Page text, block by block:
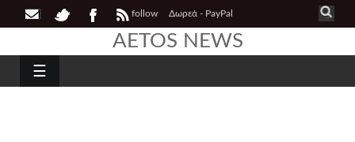
follow Δωρεά - PayPal
AETOS NEWS
☰